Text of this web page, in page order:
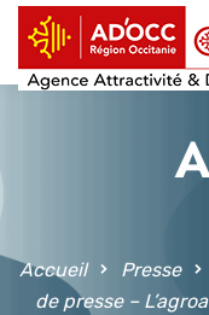
principal
Accueil Presse
de presse –